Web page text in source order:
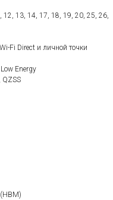
12, 13, 14, 17, 18, 19, 20, 25, 26,
Fi Direct и личной точки
Energy
QZSS